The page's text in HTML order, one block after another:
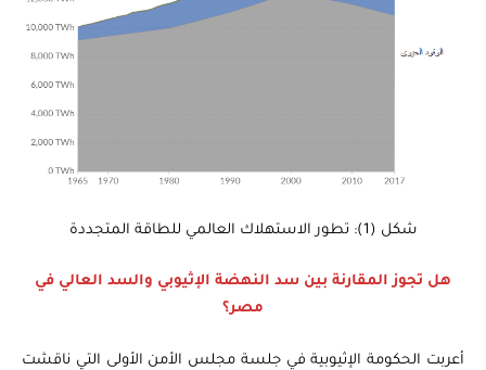
شكل (1): تطور الاستهلاك العالمي للطاقة المتجددة
هل تجوز المقارنة بين سد النهضة الإثيوبي والسد العالي في
مصر؟
أعربت الحكومة الإثيوبية في جلسة مجلس الأمن الأولى التي ناقشت